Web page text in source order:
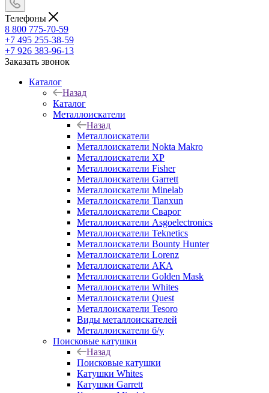
Телефоны
8 800 775-70-59
+7 495 255-38-59
+7 926 383-96-13
Заказать звонок
Каталог
Назад
Каталог
Металлоискатели
Назад
Металлоискатели
Металлоискатели Nokta Makro
Металлоискатели XP
Металлоискатели Fisher
Металлоискатели Garrett
Металлоискатели Minelab
Металлоискатели Tianxun
Металлоискатели Сварог
Металлоискатели Asgoelectronics
Металлоискатели Teknetics
Металлоискатели Bounty Hunter
Металлоискатели Lorenz
Металлоискатели АКА
Металлоискатели Golden Mask
Металлоискатели Whites
Металлоискатели Quest
Металлоискатели Tesoro
Виды металлоискателей
Металлоискатели б/у
Поисковые катушки
Назад
Поисковые катушки
Катушки Whites
Катушки Garrett